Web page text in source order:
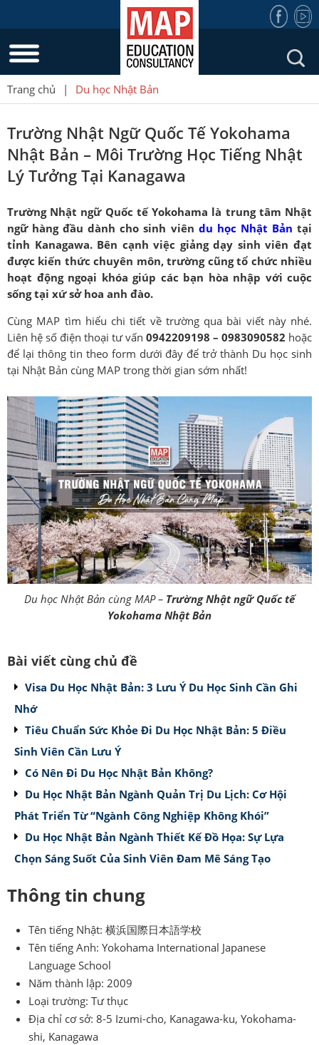
Trang chủ | Du học Nhật Bản
Trường Nhật Ngữ Quốc Tế Yokohama
Nhật Bản – Môi Trường Học Tiếng Nhật
Lý Tưởng Tại Kanagawa
Trường Nhật ngữ Quốc tế Yokohama là trung tâm Nhật
ngữ hàng đầu dành cho sinh viên du học Nhật Bản tại
tỉnh Kanagawa. Bên cạnh việc giảng dạy sinh viên đạt
được kiến thức chuyên môn, trường cũng tổ chức nhiều
hoạt động ngoại khóa giúp các bạn hòa nhập với cuộc
sống tại xứ sở hoa anh đào.
Cùng MAP tìm hiểu chi tiết về trường qua bài viết này nhé.
Liên hệ số điện thoại tư vấn 0942209198 – 0983090582 hoặc
để lại thông tin theo form dưới đây để trở thành Du học sinh
tại Nhật Bản cùng MAP trong thời gian sớm nhất!
Du học Nhật Bản cùng MAP – Trường Nhật ngữ Quốc tế
Yokohama Nhật Bản
Bài viết cùng chủ đề
Visa Du Học Nhật Bản: 3 Lưu Ý Du Học Sinh Cần Ghi
Nhớ
Tiêu Chuẩn Sức Khỏe Đi Du Học Nhật Bản: 5 Điều
Sinh Viên Cần Lưu Ý
Có Nên Đi Du Học Nhật Bản Không?
Du Học Nhật Bản Ngành Quản Trị Du Lịch: Cơ Hội
Phát Triển Từ “Ngành Công Nghiệp Không Khói”
Du Học Nhật Bản Ngành Thiết Kế Đồ Họa: Sự Lựa
Chọn Sáng Suốt Của Sinh Viên Đam Mê Sáng Tạo
Thông tin chung
Tên tiếng Nhật: 横浜国際日本語学校
Tên tiếng Anh: Yokohama International Japanese
Language School
Năm thành lập: 2009
Loại trường: Tư thục
Địa chỉ cơ sở: 8-5 Izumi-cho, Kanagawa-ku, Yokohama-
shi, Kanagawa